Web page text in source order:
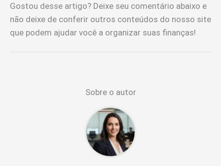
Gostou desse artigo? Deixe seu comentário abaixo e
não deixe de conferir outros conteúdos do nosso site
que podem ajudar você a organizar suas finanças!
Sobre o autor